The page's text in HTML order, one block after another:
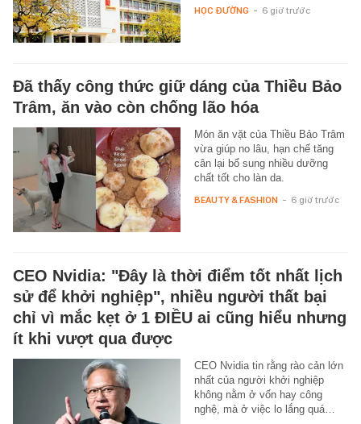
HỌC ĐƯỜNG - 6 giờ trước
Đã thấy công thức giữ dáng của Thiều Bảo
Trâm, ăn vào còn chống lão hóa
Món ăn vặt của Thiều Bảo Trâm
vừa giúp no lâu, hạn chế tăng
cân lại bổ sung nhiều dưỡng
chất tốt cho làn da.
BEAUTY & FASHION - 6 giờ trước
CEO Nvidia: "Đây là thời điểm tốt nhất lịch
sử để khởi nghiệp", nhiều người thất bại
chỉ vì mắc kẹt ở 1 ĐIỀU ai cũng hiểu nhưng
ít khi vượt qua được
CEO Nvidia tin rằng rào cản lớn
nhất của người khởi nghiệp
không nằm ở vốn hay công
nghệ, mà ở việc lo lắng quá…